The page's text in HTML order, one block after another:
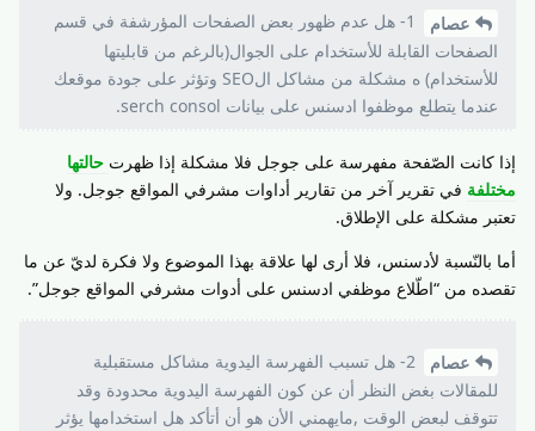
عصام
1- هل عدم ظهور بعض الصفحات المؤرشفة في قسم
الصفحات القابلة للأستخدام على الجوال(بالرغم من قابليتها
للأستخدام) ه مشكلة من مشاكل الSEO وتؤثر على جودة موقعك
عندما يتطلع موظفوا ادسنس على بيانات serch consol.
إذا كانت الصّفحة مفهرسة على جوجل فلا مشكلة إذا ظهرت حالتها
مختلفة في تقرير آخر من تقارير أداوات مشرفي المواقع جوجل. ولا
تعتبر مشكلة على الإطلاق.
أما بالنّسبة لأدسنس، فلا أرى لها علاقة بهذا الموضوع ولا فكرة لديّ عن ما
تقصده من “اطّلاع موظفي ادسنس على أدوات مشرفي المواقع جوجل”.
عصام
2- هل تسبب الفهرسة اليدوية مشاكل مستقبلية
للمقالات بغض النظر أن عن كون الفهرسة اليدوية محدودة وقد
تتوقف لبعض الوقت ,مايهمني الأن هو أن أتأكد هل استخدامها يؤثر